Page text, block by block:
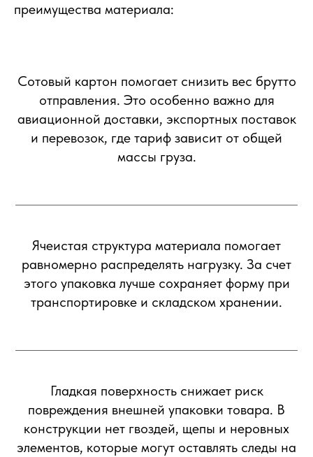
преимущества материала:
Сотовый картон помогает снизить вес брутто
отправления. Это особенно важно для
авиационной доставки, экспортных поставок
и перевозок, где тариф зависит от общей
массы груза.
Ячеистая структура материала помогает
равномерно распределять нагрузку. За счет
этого упаковка лучше сохраняет форму при
транспортировке и складском хранении.
Гладкая поверхность снижает риск
повреждения внешней упаковки товара. В
конструкции нет гвоздей, щепы и неровных
элементов, которые могут оставлять следы на